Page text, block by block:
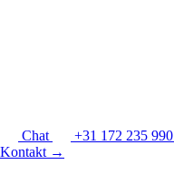
Chat +31 172 235 990
Kontakt →